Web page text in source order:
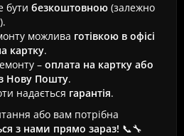
бути безкоштовною (залежно
можлива готівкою в офісі
картку.
– оплата на картку або
Нову Пошту.
надається гарантія.
або вам потрібна
з нами прямо зараз! 📞🔧